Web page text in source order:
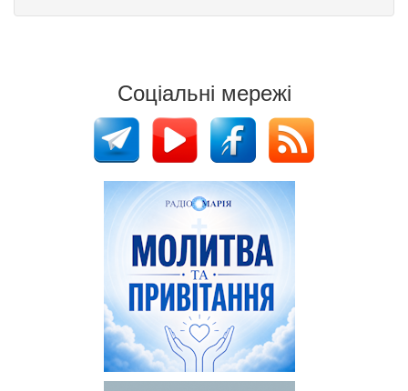
Соціальні мережі